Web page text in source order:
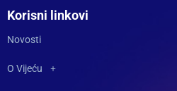
Korisni linkovi
Novosti
O Vijeću